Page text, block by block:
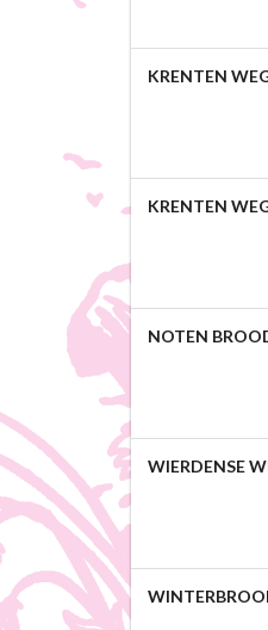
KRENTEN
KRENTEN
NOTEN
WIERDENSE